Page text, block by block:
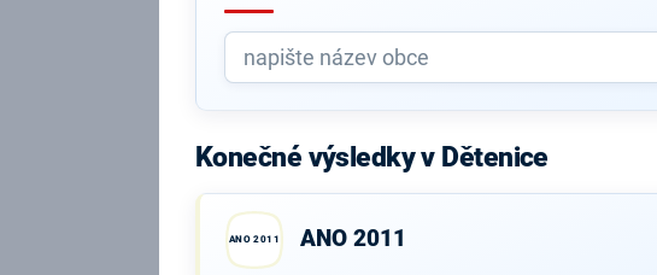
Konečné výsledky v Dětenice
ANO 2011 ANO 2011